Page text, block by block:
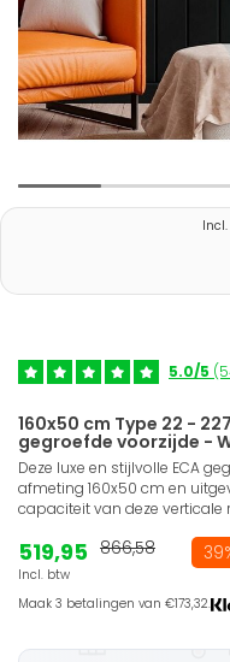
5.0/5
160x50 cm Type 22 -
gegroefde voorzijde -
Deze luxe en stijlvolle ECA
afmeting 160x50 cm en
capaciteit van deze verticale
519,95
Incl. btw
866,58
Maak 3 betalingen van €173,32.